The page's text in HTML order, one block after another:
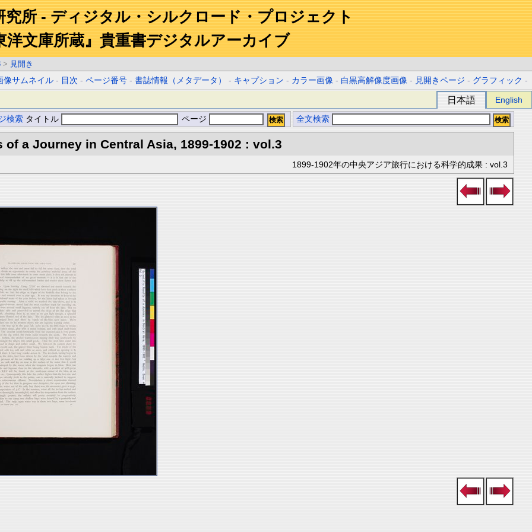
究所 - ディジタル・シルクロード・プロジェクト
洋文庫所蔵』貴重書デジタルアーカイブ
> 見開き
像サムネイル - 目次 -ページ番号 -書誌情報（メタデータ） - キャプション - カラー画像 - 白黒高解像度画像 - 見開きページ - グラフィック -
日本語 English
検索 タイトル ページ 全文検索
a Journey in Central Asia, 1899-1902 : vol.3
1899-1902年の中央アジア旅行における科学的成果 : vol.3